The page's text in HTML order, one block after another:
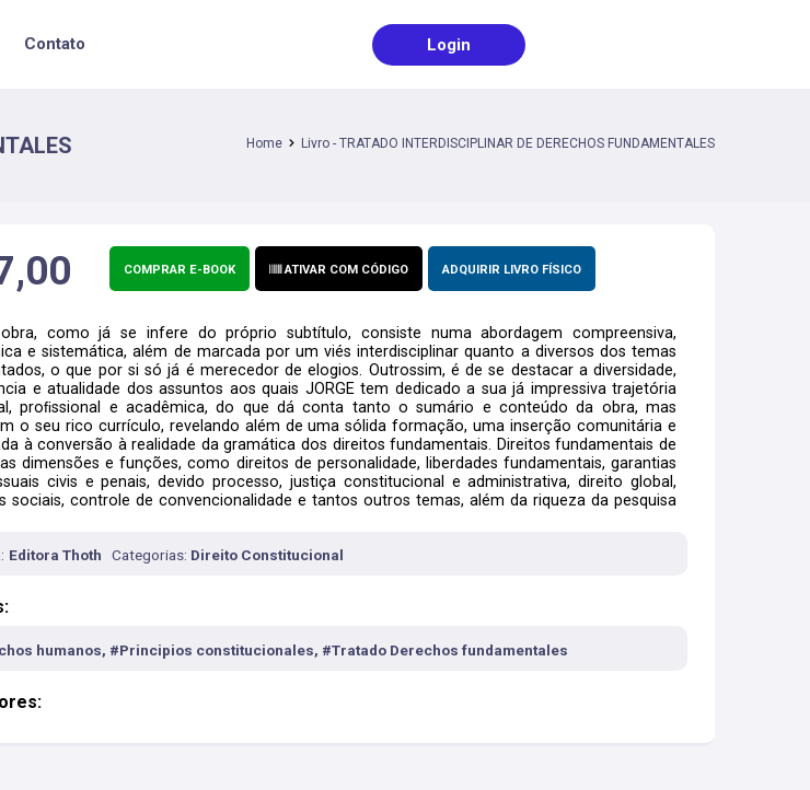
Contato Login
Home Livro - TRATADO INTERDISCIPLINAR DE DERECHOS FUNDAMENTALES
COMPRAR E-BOOK ATIVAR COM CÓDIGO ADQUIRIR LIVRO FÍSICO
obra, como já se infere do próprio subtítulo, consiste numa abordagem compreensiva,
e sistemática, além de marcada por um viés interdisciplinar quanto a diversos dos temas
o que por si só já é merecedor de elogios. Outrossim, é de se destacar a diversidade,
e atualidade dos assuntos aos quais JORGE tem dedicado a sua já impressiva trajetória
proﬁssional e acadêmica, do que dá conta tanto o sumário e conteúdo da obra, mas
o seu rico currículo, revelando além de uma sólida formação, uma inserção comunitária e
à conversão à realidade da gramática dos direitos fundamentais. Direitos fundamentais de
dimensões e funções, como direitos de personalidade, liberdades fundamentais, garantias
civis e penais, devido processo, justiça constitucional e administrativa, direito global,
sociais, controle de convencionalidade e tantos outros temas, além da riqueza da pesquisa
Editora Thoth Categorias: Direito Constitucional
humanos, #Principios constitucionales, #Tratado Derechos fundamentales